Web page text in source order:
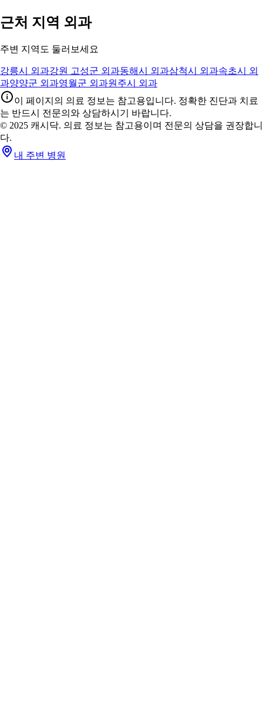
근처 지역 외과
주변 지역도 둘러보세요
강릉시 외과강원 고성군 외과동해시 외과삼척시 외과속초시 외
과양양군 외과영월군 외과원주시 외과
이 페이지의 의료 정보는 참고용입니다. 정확한 진단과 치료
는 반드시 전문의와 상담하시기 바랍니다.
© 2025 캐시닥. 의료 정보는 참고용이며 전문의 상담을 권장합니
다.
내 주변 병원